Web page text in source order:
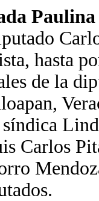
hasta
de la
síndica
Carlos